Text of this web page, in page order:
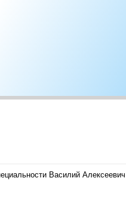
Василий